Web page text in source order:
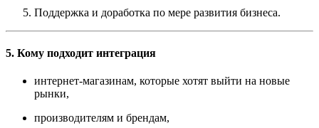
Поддержка и доработка по мере развития бизнеса.
5. Кому подходит интеграция
интернет-магазинам, которые хотят выйти на новые
рынки,
производителям и брендам,